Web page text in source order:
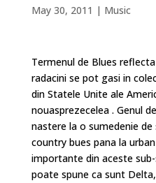
May 30, 2011 | Music
Termenul de Blues
radacini se pot gasi in
din Statele Unite ale
nouasprezecelea . Genul
nastere la o sumedenie
country bues pana la
importante din aceste
poate spune ca sunt